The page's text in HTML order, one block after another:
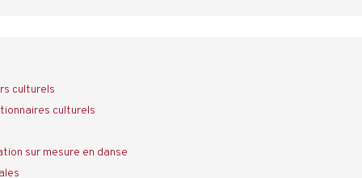
culturels
culturels
sur mesure en danse